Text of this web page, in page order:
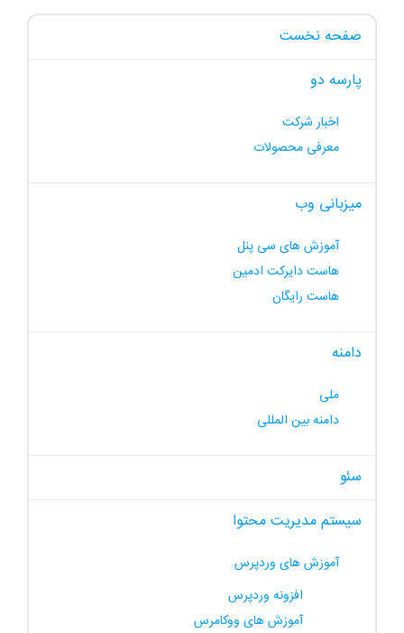
صفحه نخست
پارسه دو
اخبار شرکت
معرفی محصولات
میزبانی وب
آموزش های سی پنل
هاست دایرکت ادمین
هاست رایگان
دامنه
ملی
دامنه بین المللی
سئو
سیستم مدیریت محتوا
آموزش های وردپرس
افزونه وردپرس
آموزش های ووکامرس